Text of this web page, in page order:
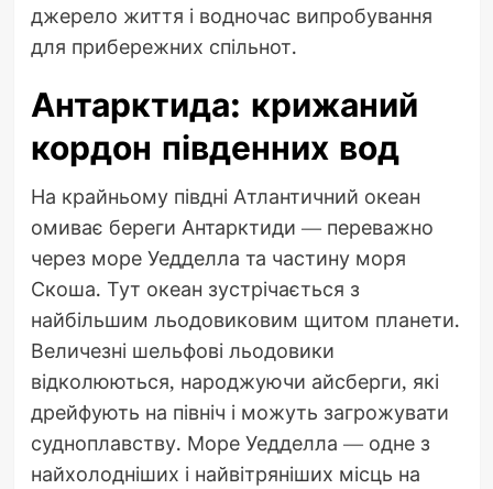
джерело життя і водночас випробування
для прибережних спільнот.
Антарктида: крижаний
кордон південних вод
На крайньому півдні Атлантичний океан
омиває береги Антарктиди — переважно
через море Уедделла та частину моря
Скоша. Тут океан зустрічається з
найбільшим льодовиковим щитом планети.
Величезні шельфові льодовики
відколюються, народжуючи айсберги, які
дрейфують на північ і можуть загрожувати
судноплавству. Море Уедделла — одне з
найхолодніших і найвітряніших місць на